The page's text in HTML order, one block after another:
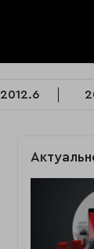
2012.6